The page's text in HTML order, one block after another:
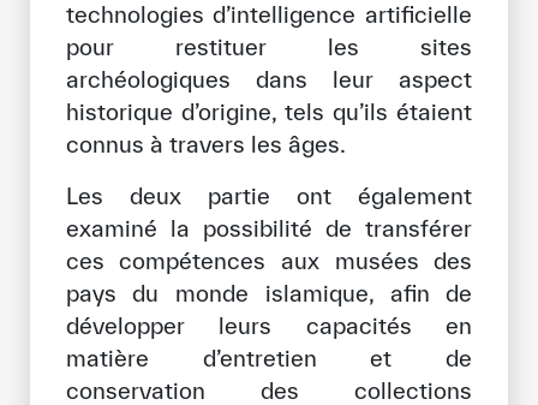
Soutien et dons
©Copyright ICESCO. Tous droits réservés.
Conditions d’utilisation
Politique de confidentialité
Politique et procédure concernant l’IA
PPSSI
Droit d’auteur
Clause de non-responsabilité
technologies d’intelligence artificielle
pour restituer les sites
archéologiques dans leur aspect
historique d’origine, tels qu’ils étaient
connus à travers les âges.
Les deux partie ont également
examiné la possibilité de transférer
ces compétences aux musées des
pays du monde islamique, afin de
développer leurs capacités en
matière d’entretien et de
conservation des collections